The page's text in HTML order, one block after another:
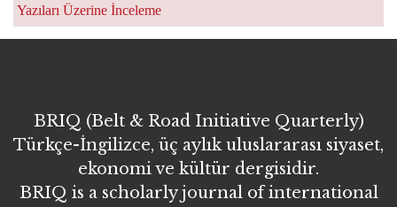
Yazıları Üzerine İnceleme
BRIQ (Belt & Road Initiative Quarterly)
Türkçe-İngilizce, üç aylık uluslararası siyaset,
ekonomi ve kültür dergisidir.
BRIQ is a scholarly journal of international